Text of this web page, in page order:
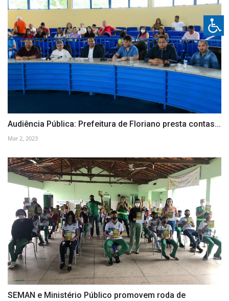
Audiência Pública: Prefeitura de Floriano presta contas...
Mar 2, 2023
SEMAN e Ministério Público promovem roda de